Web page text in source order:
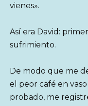
vienes».
Así era David:
sufrimiento.
De modo que me
el peor café en
probado, me